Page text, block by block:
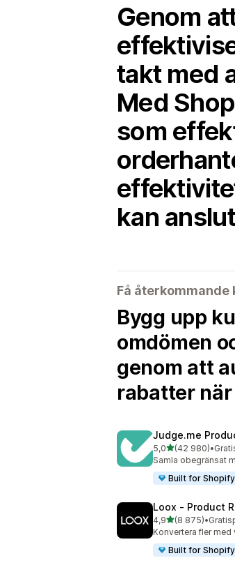
Genom
takt med
Med
som
kan
Få återkommande
Bygg upp
omdömen
genom att
rabatter
Judge.me
5,0av 5 stjärnor
(42 980)
42980 recensioner
•
Samla obegränsat
Built for Shopify
Loox ‑ Product
4,9av 5 stjärnor
(8 875)
8875 recensioner
•
Konvertera fler
Built for Shopify